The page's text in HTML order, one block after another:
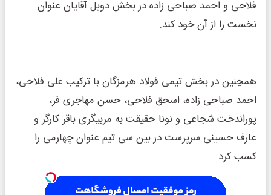
فلاحی و احمد صباحی زاده در بخش دوبل آقایان عنوان
نخست را از آن خود کند.
همچنین در بخش تیمی فولاد هرمزگان با ترکیب علی فلاحی،
احمد صباحی زاده، اسحق فلاحی، حسن مهاجری فر،
پوراندخت شجاعی و نونا حقیقت به مربیگری باقر کارگر و
عارف حسینی سرپرست در بین سی تیم عنوان چهارمی را
کسب کرد